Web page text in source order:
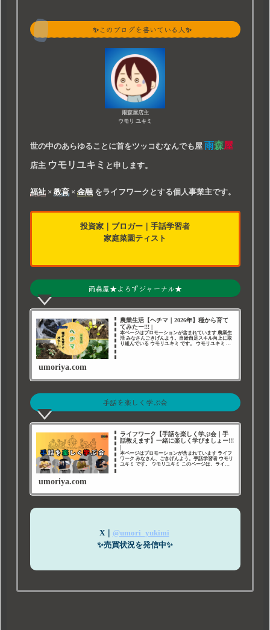
✨このブログを書いている人✨
雨森屋店主
ウモリ ユキミ
世の中のあらゆることに首をツッコむなんでも屋 雨森屋
店主 ウモリユキミ と申します。
福祉× 教育× 金融をライフワークとする個人事業主です。
投資家 ブロガー
手話学習者
家庭菜園ティスト
雨森屋★よろずジャーナル★
農業生活【ヘチマ｜2026年】種から育て
てみたー!!! |
本ページはプロモーションが含まれています 農業生
活 みなさんごきげんよう。自給自足スキル向上に取
り組んでいる ウモリユキミ です。 ウモリユキミ こ
umoriya.com
手話を楽しく学ぶ会
ライフワーク【手話を楽しく学ぶ会｜手
話教えます】一緒に楽しく学びましょー!!!
|
本ページはプロモーションが含まれています ライフ
ワーク みなさん、ごきげんよう。手話学習者 ウモリ
ユキミ です。 ウモリユキミ このページは、ライフ
umoriya.com
X｜ @umori_yukimi
✨売買状況を発信中✨